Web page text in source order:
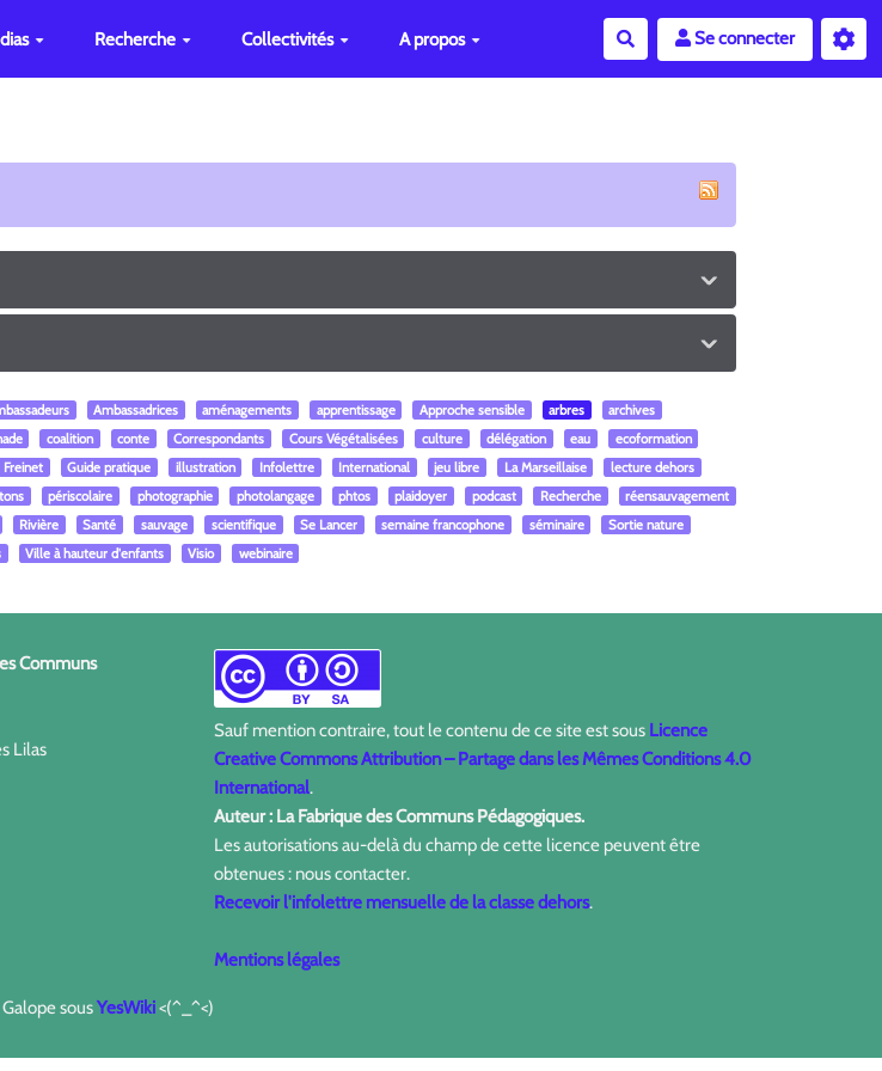
Recherche Collectivités A propos RechercherSe connecter
Ambassadrices aménagements apprentissage Approche sensible arbres
archives
coalition conte Correspondants Cours Végétalisées culture délégation eau
ecoformation
Freinet Guide pratique illustration Infolettre International jeu libre La Marseillaise
lecture dehors
périscolaire photographie photolangage phtos plaidoyer podcast Recherche
réensauvagement
Rivière Santé sauvage scientifique Se Lancer semaine francophone séminaire
Sortie nature
Ville à hauteur d'enfants Visio webinaire
Communs
Lilas
Sauf mention contraire, tout le contenu de ce site est sous Licence
Creative Commons Attribution – Partage dans les Mêmes Conditions 4.0
International.
Auteur : La Fabrique des Communs Pédagogiques.
Les autorisations au-delà du champ de cette licence peuvent être
obtenues : nous contacter.
Recevoir l'infolettre mensuelle de la classe dehors.
Mentions légales
sousYesWiki<(^_^<)